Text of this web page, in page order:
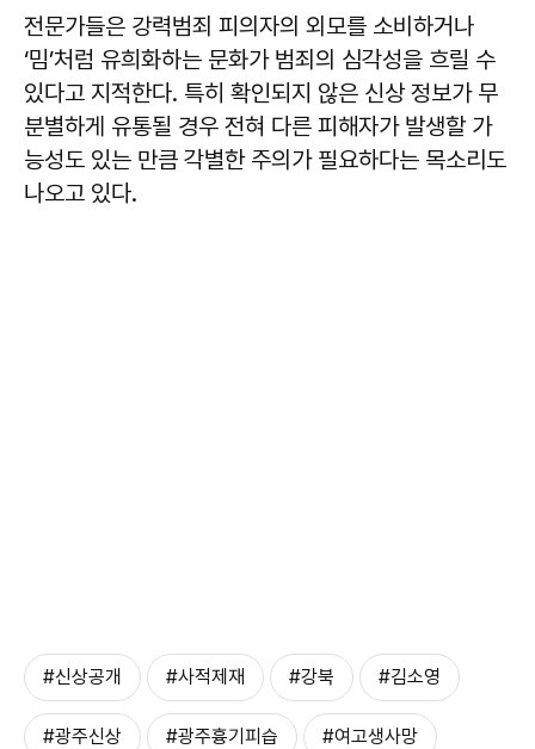
전문가들은 강력범죄 피의자의 외모를 소비하거나
‘밈’처럼 유희화하는 문화가 범죄의 심각성을 흐릴 수
있다고 지적한다. 특히 확인되지 않은 신상 정보가 무
분별하게 유통될 경우 전혀 다른 피해자가 발생할 가
능성도 있는 만큼 각별한 주의가 필요하다는 목소리도
나오고 있다.
#신상공개 #사적제재 #강북 #김소영
#광주신상 #광주흉기피습 #여고생사망